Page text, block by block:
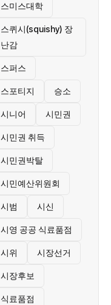
스미스대학
스퀴시(squishy) 장
난감
스퍼스
스포티지 승소
시니어 시민권
시민권 취득
시민권박탈
시민예산위원회
시범 시신
시영 공공 식료품점
시위 시장선거
시장후보
식료품점